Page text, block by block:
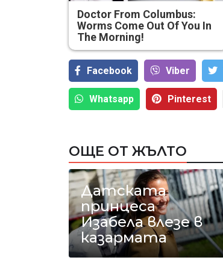
Doctor From Columbus:
Worms Come Out Of You In
The Morning!
Facebook Viber
Whatsapp Pinterest
ОЩЕ ОТ ЖЪЛТО
Датската
принцеса
Изабела влезе в
казармата